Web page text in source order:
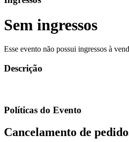
Sem ingressos
Esse evento não possui ingressos à
Descrição
Políticas do Evento
Cancelamento de